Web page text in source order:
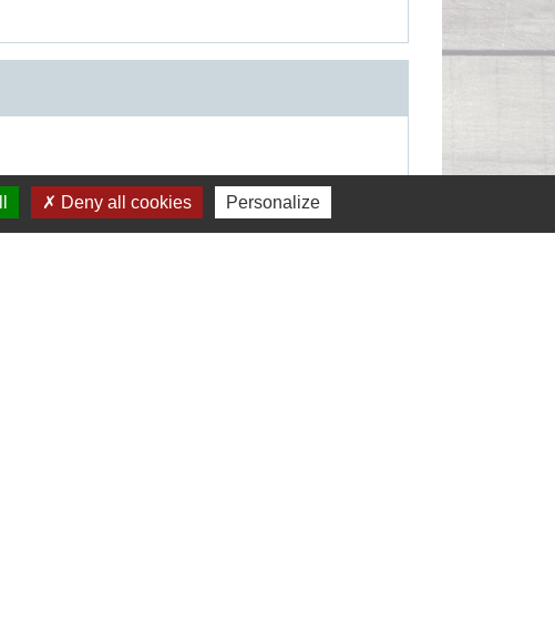
Signaler une erreur sur cette page
Deny all cookies Personalize